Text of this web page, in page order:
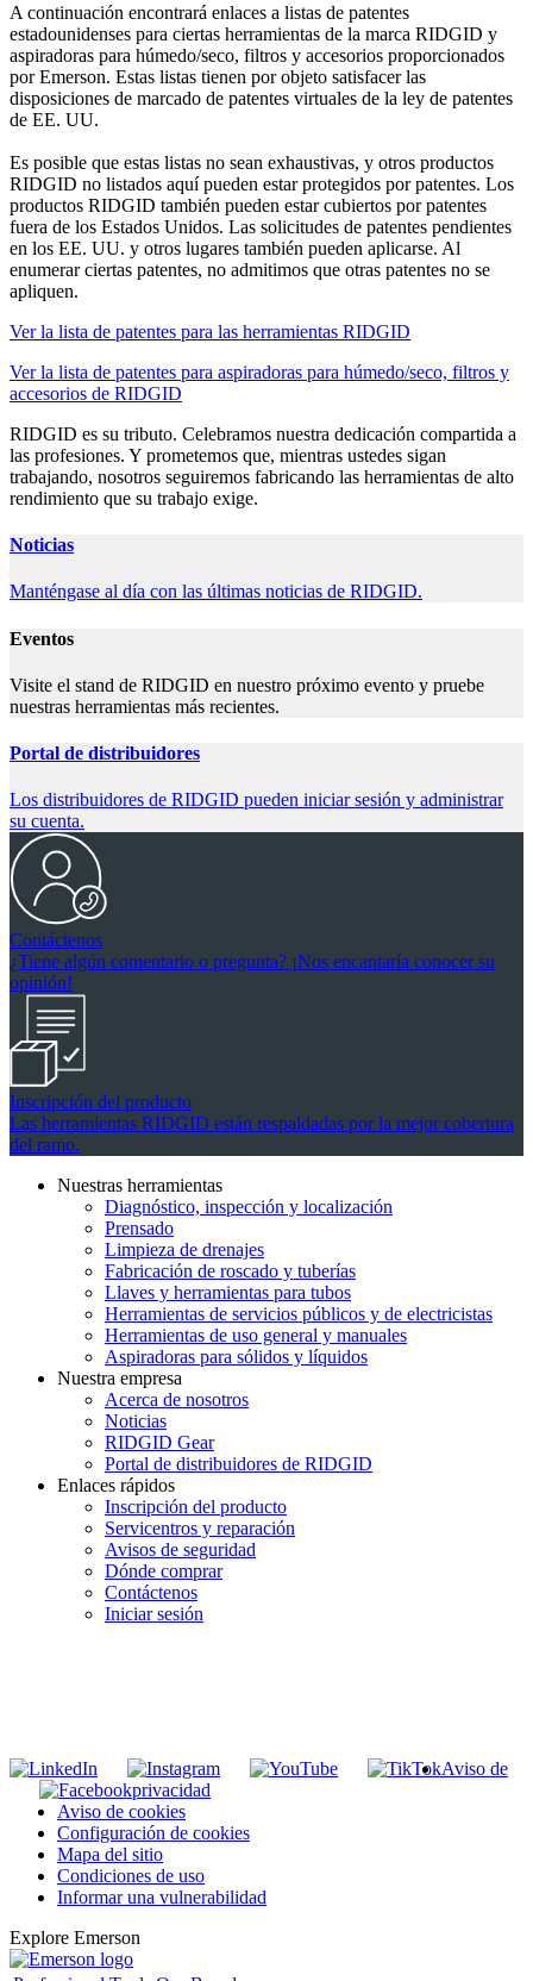
A continuación encontrará enlaces a listas de patentes
estadounidenses para ciertas herramientas de la marca RIDGID y
aspiradoras para húmedo/seco, filtros y accesorios proporcionados
por Emerson. Estas listas tienen por objeto satisfacer las
disposiciones de marcado de patentes virtuales de la ley de patentes
de EE. UU.
Es posible que estas listas no sean exhaustivas, y otros productos
RIDGID no listados aquí pueden estar protegidos por patentes. Los
productos RIDGID también pueden estar cubiertos por patentes
fuera de los Estados Unidos. Las solicitudes de patentes pendientes
en los EE. UU. y otros lugares también pueden aplicarse. Al
enumerar ciertas patentes, no admitimos que otras patentes no se
apliquen.
Ver la lista de patentes para las herramientas RIDGID
Ver la lista de patentes para aspiradoras para húmedo/seco, filtros y
accesorios de RIDGID
RIDGID es su tributo. Celebramos nuestra dedicación compartida a
las profesiones. Y prometemos que, mientras ustedes sigan
trabajando, nosotros seguiremos fabricando las herramientas de alto
rendimiento que su trabajo exige.
Noticias
Manténgase al día con las últimas noticias de RIDGID.
Eventos
Visite el stand de RIDGID en nuestro próximo evento y pruebe
nuestras herramientas más recientes.
Portal de distribuidores
Los distribuidores de RIDGID pueden iniciar sesión y administrar
su cuenta.
Contáctenos
¿Tiene algún comentario o pregunta? ¡Nos encantaría conocer su
opinión!
Inscripción del producto
Las herramientas RIDGID están respaldadas por la mejor cobertura
del ramo.
Nuestras herramientas
Diagnóstico, inspección y localización
Prensado
Limpieza de drenajes
Fabricación de roscado y tuberías
Llaves y herramientas para tubos
Herramientas de servicios públicos y de electricistas
Herramientas de uso general y manuales
Aspiradoras para sólidos y líquidos
Nuestra empresa
Acerca de nosotros
Noticias
RIDGID Gear
Portal de distribuidores de RIDGID
Enlaces rápidos
Inscripción del producto
Servicentros y reparación
Avisos de seguridad
Dónde comprar
Contáctenos
Iniciar sesión
Aviso de
privacidad
Aviso de cookies
Configuración de cookies
Mapa del sitio
Condiciones de uso
Informar una vulnerabilidad
Explore Emerson